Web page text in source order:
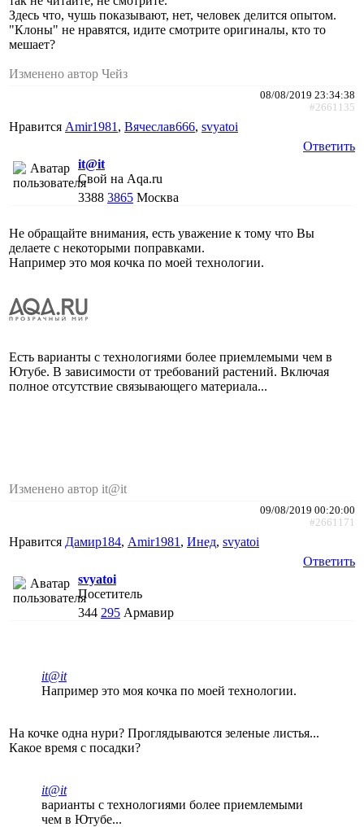
Здесь что, чушь показывают, нет, человек делится опытом.
"Клоны" не нравятся, идите смотрите оригиналы, кто то
мешает?
Изменено автор Чейз
08/08/2019 23:34:38
#2661135
Нравится Amir1981 , Вячеслав666, svyatoi
Ответить
it@it
Свой на Aqa.ru
3388 3865 Москва
Не обращайте внимания, есть уважение к тому что Вы
делаете с некоторыми поправками.
Например это моя кочка по моей технологии.
Есть варианты с технологиями более приемлемыми чем в
Ютубе. В зависимости от требований растений. Включая
полное отсутствие связывающего материала...
Изменено автор it@it
09/08/2019 00:20:00
#2661171
Нравится Дамир184, Amir1981 , Инед, svyatoi
Ответить
svyatoi
Посетитель
344 295 Армавир
it@it
Например это моя кочка по моей технологии.
На кочке одна нури? Проглядываются зеленые листья...
Какое время с посадки?
it@it
варианты с технологиями более приемлемыми
чем в Ютубе...